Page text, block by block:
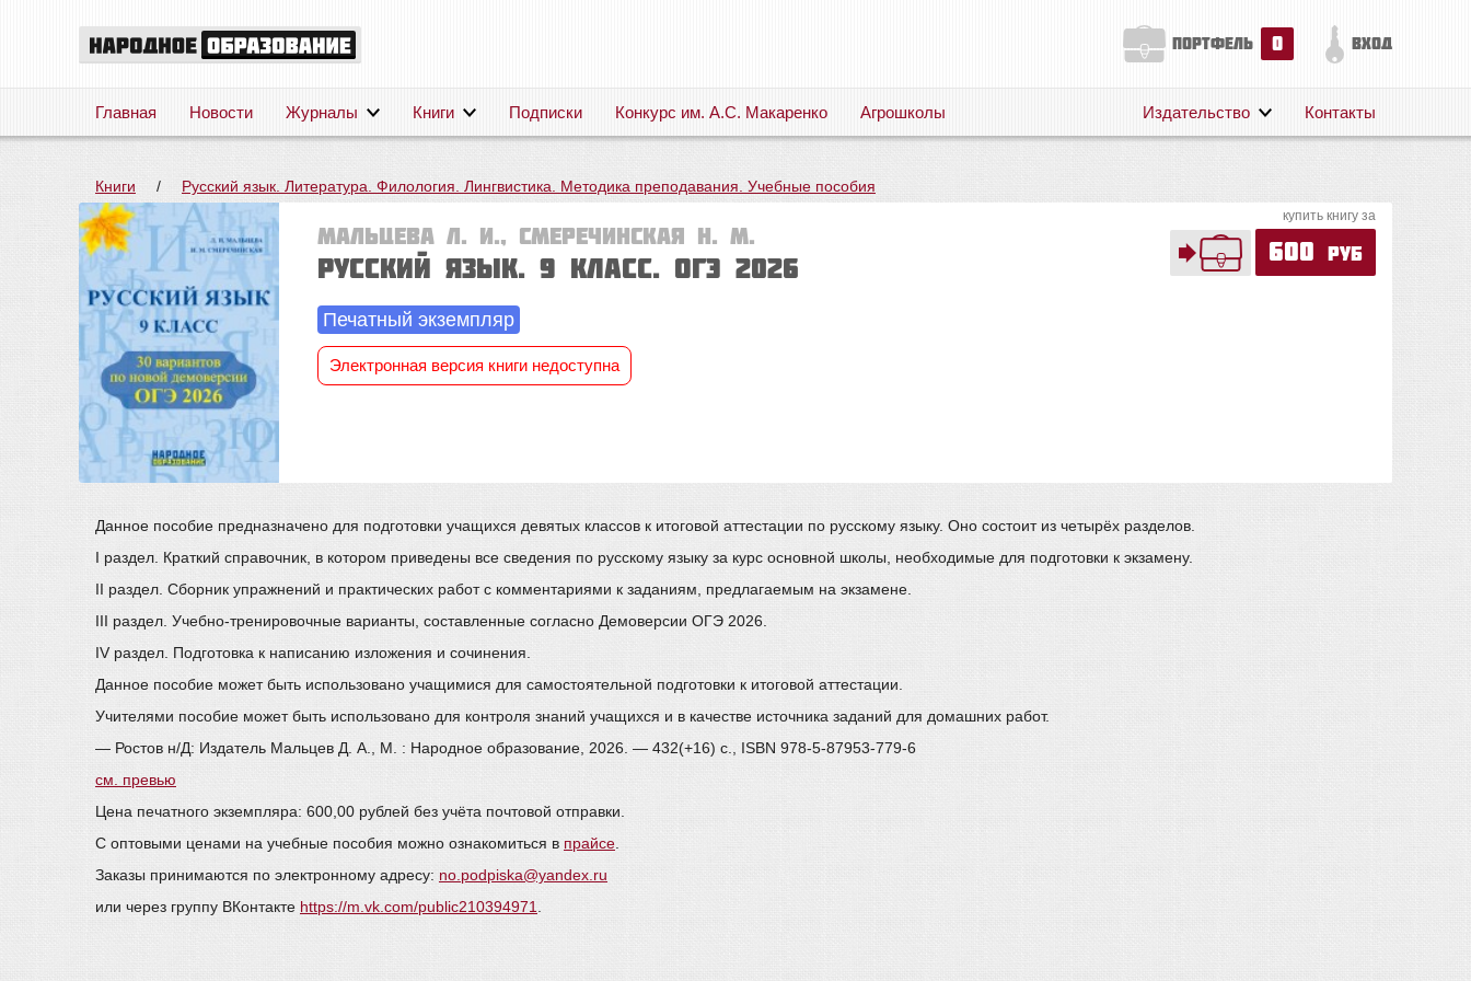
портфель 0 вход
Главная Новости Журналы Книги Подписки Конкурс им. А.С. Макаренко Агрошколы
Публикации
Издательство Контакты
Книги / Русский язык. Литература. Филология. Лингвистика. Методика преподавания. Учебные пособия
Мальцева Л. И., Смеречинская Н. М.
Русский язык. 9 класс. ОГЭ 2026
Печатный экземпляр
Электронная версия книги недоступна
купить книгу за
600 руб
Данное пособие предназначено для подготовки учащихся девятых классов к итоговой аттестации по русскому языку. Оно состоит из четырёх разделов.
I раздел. Краткий справочник, в котором приведены все сведения по русскому языку за курс основной школы, необходимые для подготовки к экзамену.
II раздел. Сборник упражнений и практических работ с комментариями к заданиям, предлагаемым на экзамене.
III раздел. Учебно-тренировочные варианты, составленные согласно Демоверсии ОГЭ 2026.
IV раздел. Подготовка к написанию изложения и сочинения.
Данное пособие может быть использовано учащимися для самостоятельной подготовки к итоговой аттестации.
Учителями пособие может быть использовано для контроля знаний учащихся и в качестве источника заданий для домашних работ.
— Ростов н/Д: Издатель Мальцев Д. А., М. : Народное образование, 2026. — 432(+16) с., ISBN 978-5-87953-779-6
см. превью
Цена печатного экземпляра: 600,00 рублей без учёта почтовой отправки.
С оптовыми ценами на учебные пособия можно ознакомиться в прайсе
Заказы принимаются по электронному адресу: no.podpiska@yandex.ru
или через группу ВКонтакте https://m.vk.com/public210394971